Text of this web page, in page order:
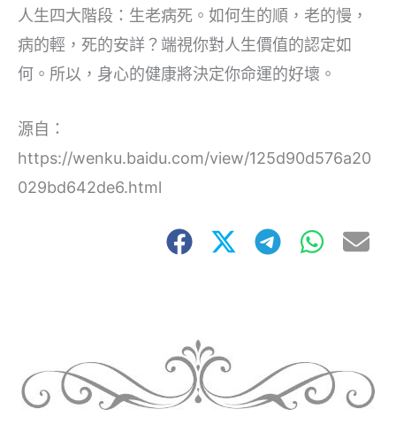
人生四大階段：生老病死。如何生的順，老的慢，
病的輕，死的安詳？端視你對人生價值的認定如
何。所以，身心的健康將決定你命運的好壞。
源自：
https://wenku.baidu.com/view/125d90d576a20
029bd642de6.html